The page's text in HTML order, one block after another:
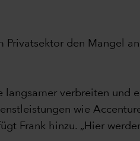
Privatsektor den Mangel
verbreiten und
wie
Frank hinzu. „Hier